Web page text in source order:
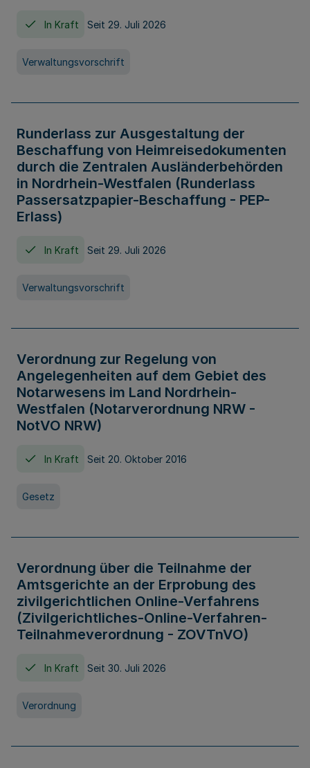
In Kraft Seit 29. Juli 2026
Verwaltungsvorschrift
Runderlass zur Ausgestaltung der
Beschaffung von Heimreisedokumenten
durch die Zentralen Ausländerbehörden
in Nordrhein-Westfalen (Runderlass
Passersatzpapier-Beschaffung - PEP-
Erlass)
In Kraft Seit 29. Juli 2026
Verwaltungsvorschrift
Verordnung zur Regelung von
Angelegenheiten auf dem Gebiet des
Notarwesens im Land Nordrhein-
Westfalen (Notarverordnung NRW -
NotVO NRW)
In Kraft Seit 20. Oktober 2016
Gesetz
Verordnung über die Teilnahme der
Amtsgerichte an der Erprobung des
zivilgerichtlichen Online-Verfahrens
(Zivilgerichtliches-Online-Verfahren-
Teilnahmeverordnung - ZOVTnVO)
In Kraft Seit 30. Juli 2026
Verordnung